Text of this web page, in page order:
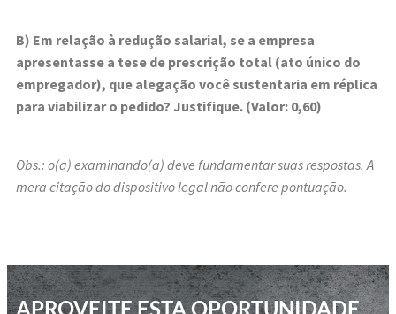
B) Em relação à redução salarial, se a empresa
apresentasse a tese de prescrição total (ato único do
empregador), que alegação você sustentaria em réplica
para viabilizar o pedido? Justifique. (Valor: 0,60)
Obs.: o(a) examinando(a) deve fundamentar suas respostas. A
mera citação do dispositivo legal não confere pontuação.
APROVEITE ESTA OPORTUNIDADE